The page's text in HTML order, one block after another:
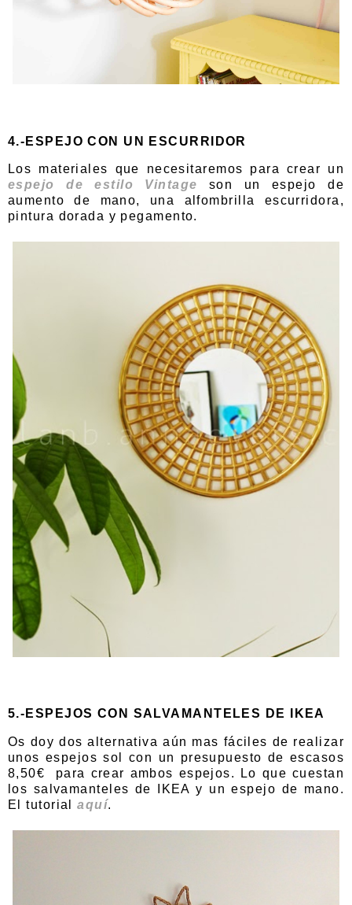
4.-ESPEJO CON UN ESCURRIDOR
Los materiales que necesitaremos para crear un
espejo de estilo Vintage son un espejo de
aumento de mano, una alfombrilla escurridora,
pintura dorada y pegamento.
5.-ESPEJOS CON SALVAMANTELES DE IKEA
Os doy dos alternativa aún mas fáciles de realizar
unos espejos sol con un presupuesto de escasos
8,50€ para crear ambos espejos. Lo que cuestan
los salvamanteles de IKEA y un espejo de mano.
El tutorialaquí.